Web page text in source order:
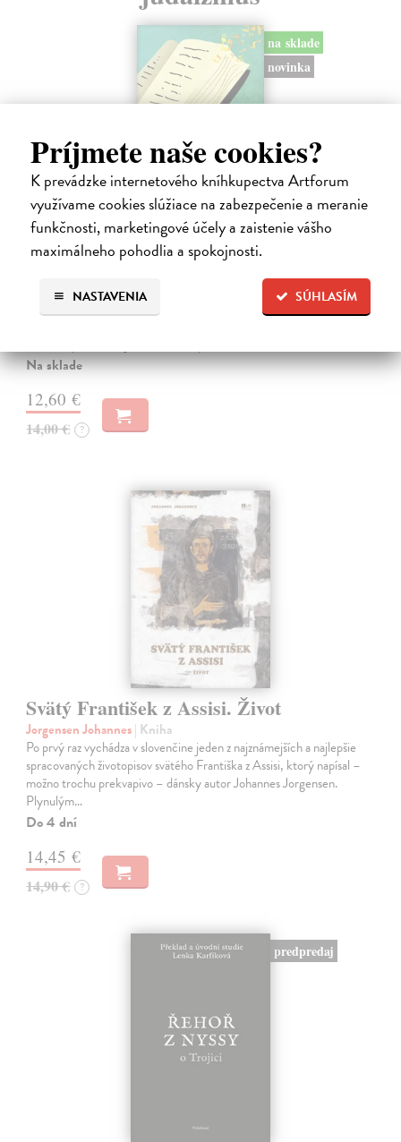
Príjmete naše cookies?
K prevádzke internetového kníhkupectva Artforum
využívame cookies slúžiace na zabezpečenie a meranie
funkčnosti, marketingové účely a zaistenie vášho
maximálneho pohodlia a spokojnosti.
SÚHLASÍM
NASTAVENIA
na sklade
novinka
Rabín sa rozpráva s Ježišom
Neusner Jacob| Kniha
Autor knihy sa v duchu stáva v Galilei poslucháčom Ježišovej Reči na
Na sklade
12,60 €
14,00 € ?
Svätý František z Assisi. Život
Jorgensen Johannes| Kniha
Po prvý raz vychádza v slovenčine jeden z najznámejších a najlepšie
spracovaných životopisov svätého Františka z Assisi, ktorý napísal –
možno trochu prekvapivo – dánsky autor Johannes Jorgensen.
Plynulým…
Do 4 dní
14,45 €
14,90 € ?
predpredaj